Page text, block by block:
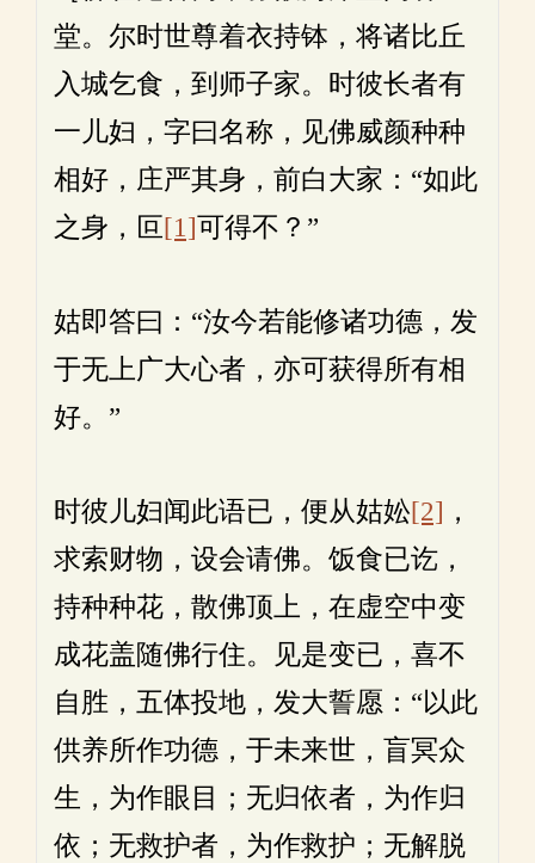
堂。尔时世尊着衣持钵，将诸比丘
入城乞食，到师子家。时彼长者有
一儿妇，字曰名称，见佛威颜种种
相好，庄严其身，前白大家：“如此
之身，叵[1]可得不？”
姑即答曰：“汝今若能修诸功德，发
于无上广大心者，亦可获得所有相
好。”
时彼儿妇闻此语已，便从姑妐[2] ，
求索财物，设会请佛。饭食已讫，
持种种花，散佛顶上，在虚空中变
成花盖随佛行住。见是变已，喜不
自胜，五体投地，发大誓愿：“以此
供养所作功德，于未来世，盲冥众
生，为作眼目；无归依者，为作归
依；无救护者，为作救护；无解脱